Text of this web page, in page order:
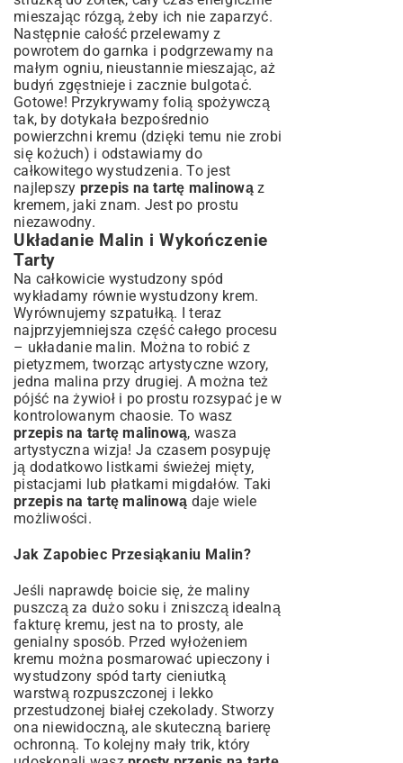
mieszając rózgą, żeby ich nie zaparzyć.
Następnie całość przelewamy z
powrotem do garnka i podgrzewamy na
małym ogniu, nieustannie mieszając, aż
budyń zgęstnieje i zacznie bulgotać.
Gotowe! Przykrywamy folią spożywczą
tak, by dotykała bezpośrednio
powierzchni kremu (dzięki temu nie zrobi
się kożuch) i odstawiamy do
całkowitego wystudzenia. To jest
najlepszy przepis na tartę malinowąz
kremem, jaki znam. Jest po prostu
niezawodny.
Układanie Malin i Wykończenie
Tarty
Na całkowicie wystudzony spód
wykładamy równie wystudzony krem.
Wyrównujemy szpatułką. I teraz
najprzyjemniejsza część całego procesu
– układanie malin. Można to robić z
pietyzmem, tworząc artystyczne wzory,
jedna malina przy drugiej. A można też
pójść na żywioł i po prostu rozsypać je w
kontrolowanym chaosie. To wasz
przepis na tartę malinową, wasza
artystyczna wizja! Ja czasem posypuję
ją dodatkowo listkami świeżej mięty,
pistacjami lub płatkami migdałów. Taki
przepis na tartę malinową daje wiele
możliwości.
Jak Zapobiec Przesiąkaniu Malin?
Jeśli naprawdę boicie się, że maliny
puszczą za dużo soku i zniszczą idealną
fakturę kremu, jest na to prosty, ale
genialny sposób. Przed wyłożeniem
kremu można posmarować upieczony i
wystudzony spód tarty cieniutką
warstwą rozpuszczonej i lekko
przestudzonej białej czekolady. Stworzy
ona niewidoczną, ale skuteczną barierę
ochronną. To kolejny mały trik, który